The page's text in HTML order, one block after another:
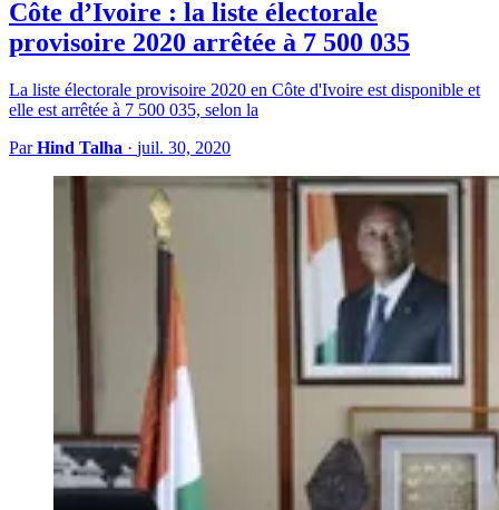
Côte d’Ivoire : la liste électorale
provisoire 2020 arrêtée à 7 500 035
La liste électorale provisoire 2020 en Côte d'Ivoire est disponible et
elle est arrêtée à 7 500 035, selon la
ParHind Talha · juil. 30, 2020